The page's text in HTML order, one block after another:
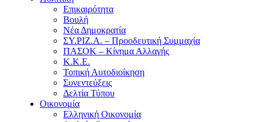
Επικαιρότητα
Βουλή
Νέα Δημοκρατία
ΣΥ.ΡΙΖ.Α. – Προοδευτική Συμμαχία
ΠΑΣΟΚ – Κίνημα Αλλαγής
Κ.Κ.Ε.
Τοπική Αυτοδιοίκηση
Συνεντεύξεις
Δελτία Τύπου
Οικονομία
Ελληνική Οικονομία